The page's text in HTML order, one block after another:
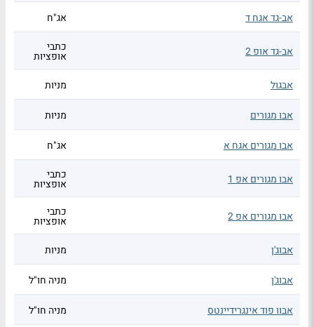
אב-גד אגח ד אג"ח
אב-גד אופ 2 כתבי
אופציות
אבגול
מניות
אבו מגורים מניות
אבו מגורים אגח א אג"ח
אבו מגורים אפ 1 כתבי
אופציות
אבו מגורים אפ 2 כתבי
אופציות
אבוג'ן
מניות
אבוג'ן מניה חו"ל
אבוו פוד אינגרידיינטס מניה חו"ל